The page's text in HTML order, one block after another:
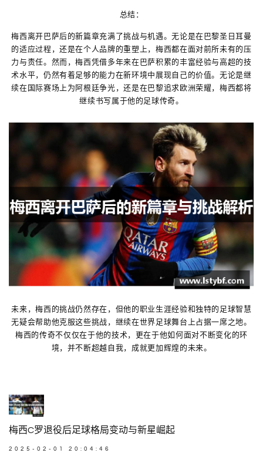
总结：
梅西离开巴萨后的新篇章充满了挑战与机遇。无论是在巴黎圣日耳曼
的适应过程，还是在个人品牌的重塑上，梅西都在面对前所未有的压
力与责任。然而，梅西凭借多年来在巴萨积累的丰富经验与高超的技
术水平，仍然有着足够的能力在新环境中展现自己的价值。无论是继
续在国际赛场上为阿根廷争光，还是在巴黎追求欧洲荣耀，梅西都将
继续书写属于他的足球传奇。
未来，梅西的挑战仍然存在，但他的职业生涯经验和独特的足球智慧
无疑会帮助他克服这些挑战，继续在世界足球舞台上占据一席之地。
梅西的传奇不仅仅在于他的技术，更在于他如何面对不断变化的环
境，并不断超越自我，成就更加辉煌的未来。
梅西C罗退役后足球格局变动与新星崛起
2025-02-01 20:04:46